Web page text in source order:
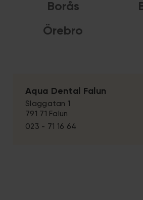
Borås
Örebro
Aqua Dental Falun
Slaggatan 1
791 71 Falun
023 - 71 16 64